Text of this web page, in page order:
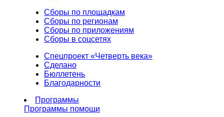
Сборы по площадкам
Сборы по регионам
Сборы по приложениям
Сборы в соцсетях
Спецпроект «Четверть века»
Сделано
Бюллетень
Благодарности
Программы
Программы помощи